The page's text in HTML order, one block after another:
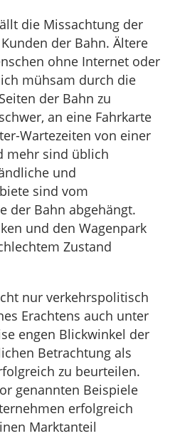
die Missachtung der
der Bahn. Ältere
ohne Internet oder
mühsam durch die
der Bahn zu
an eine Fahrkarte
Wartezeiten von einer
mehr sind üblich
und
sind vom
der Bahn abgehängt.
und den Wagenpark
Zustand
nur verkehrspolitisch
Erachtens auch unter
engen Blickwinkel der
Betrachtung als
zu beurteilen.
genannten Beispiele
erfolgreich
Marktanteil